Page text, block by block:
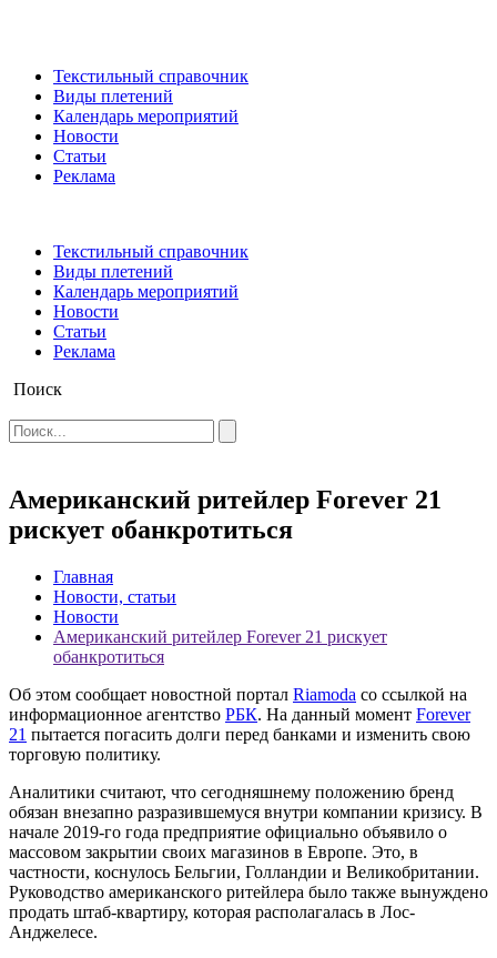
Текстильный справочник
Виды плетений
Календарь мероприятий
Новости
Статьи
Реклама
Текстильный справочник
Виды плетений
Календарь мероприятий
Новости
Статьи
Реклама
Поиск
Американский ритейлер Forever 21
рискует обанкротиться
Главная
Новости, статьи
Новости
Американский ритейлер Forever 21 рискует
обанкротиться
Об этом сообщает новостной портал Riamoda со ссылкой на
информационное агентство РБК. На данный момент Forever
21 пытается погасить долги перед банками и изменить свою
торговую политику.
Аналитики считают, что сегодняшнему положению бренд
обязан внезапно разразившемуся внутри компании кризису. В
начале 2019-го года предприятие официально объявило о
массовом закрытии своих магазинов в Европе. Это, в
частности, коснулось Бельгии, Голландии и Великобритании.
Руководство американского ритейлера было также вынуждено
продать штаб-квартиру, которая располагалась в Лос-
Анджелесе.